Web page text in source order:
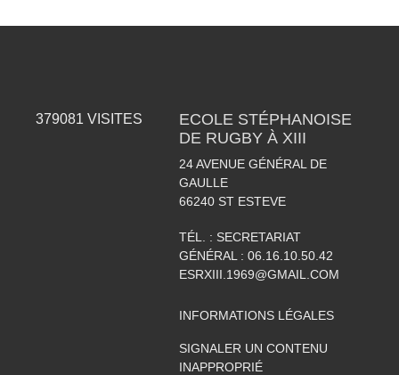
379081 VISITES
ECOLE STÉPHANOISE
DE RUGBY À XIII
24 AVENUE GÉNÉRAL DE
GAULLE
66240 ST ESTEVE
TÉL. : SECRETARIAT
GÉNÉRAL : 06.16.10.50.42
ESRXIII.1969@GMAIL.COM
INFORMATIONS LÉGALES
SIGNALER UN CONTENU
INAPPROPRIÉ